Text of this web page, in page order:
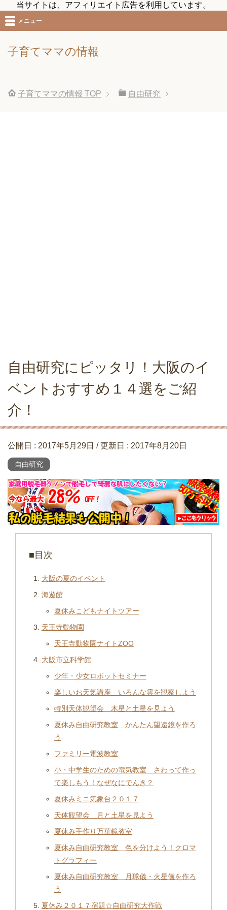
当サイトは、アフィリエイト広告を利用しています。
子育てママの情報
メニュー
子育てママの情報 TOP 自由研究
自由研究にピッタリ！大阪のイ
ベントおすすめ１４選をご紹
介！
公開日 : 2017年5月29日 / 更新日 : 2017年8月20日
自由研究
■目次
大阪の夏のイベント
海遊館
夏休みこどもナイトツアー
天王寺動物園
天王寺動物園ナイトZOO
大阪市立科学館
少年・少女ロボットセミナー
楽しいお天気講座 いろんな雲を観察しよう
特別天体観望会 木星と土星を見よう
夏休み自由研究教室 かんたん望遠鏡を作ろ
う
ファミリー電波教室
小・中学生のための電気教室 さわって作っ
て楽しもう！なぜなにでんき？
夏休みミニ気象台２０１７
天体観望会 月と土星を見よう
夏休み手作り万華鏡教室
夏休み自由研究教室 色を分けよう！クロマ
トグラフィー
夏休み自由研究教室 月球儀・火星儀を作ろ
う
夏休み２０１７宿題☆自由研究大作戦